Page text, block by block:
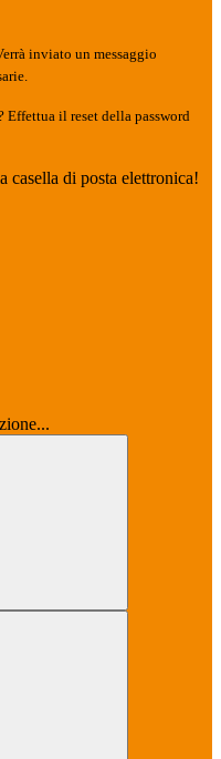
inviato un messaggio
Effettua il reset della password
casella di posta elettronica!